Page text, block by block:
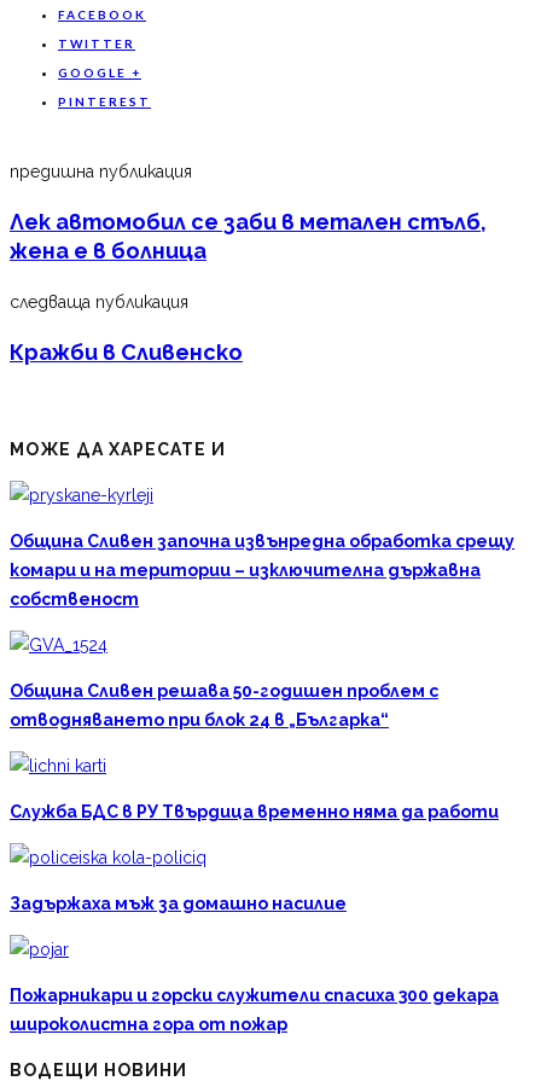
FACEBOOK
TWITTER
GOOGLE +
PINTEREST
предишна публикация
Лек автомобил се заби в метален стълб,
жена е в болница
следваща публикация
Кражби в Сливенско
МОЖЕ ДА ХАРЕСАТЕ И
Община Сливен започна извънредна обработка срещу
комари и на територии – изключителна държавна
собственост
Община Сливен решава 50-годишен проблем с
отводняването при блок 24 в „Българка“
Служба БДС в РУ Твърдица временно няма да работи
Задържаха мъж за домашно насилие
Пожарникари и горски служители спасиха 300 декара
широколистна гора от пожар
ВОДЕЩИ НОВИНИ